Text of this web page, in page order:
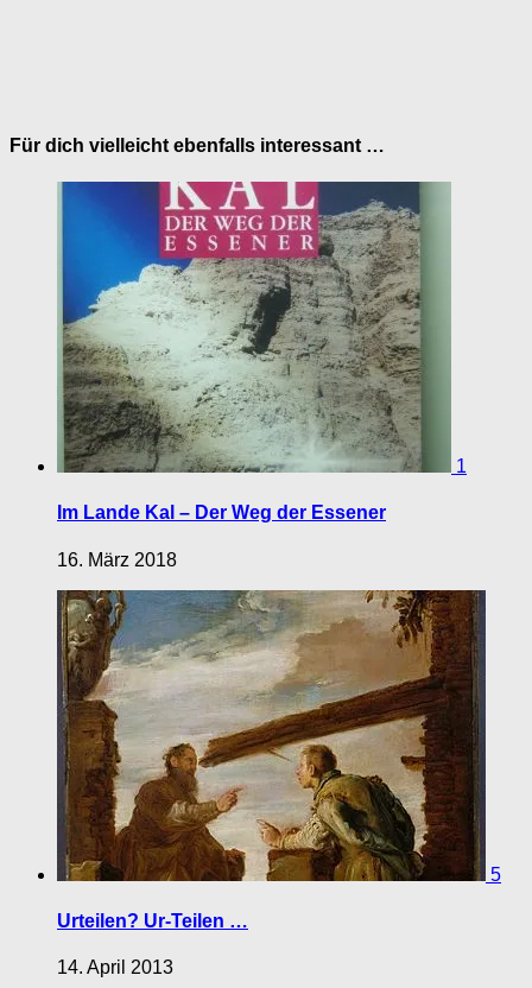
Für dich vielleicht ebenfalls interessant …
1
Im Lande Kal – Der Weg der Essener
16. März 2018
5
Urteilen? Ur-Teilen …
14. April 2013